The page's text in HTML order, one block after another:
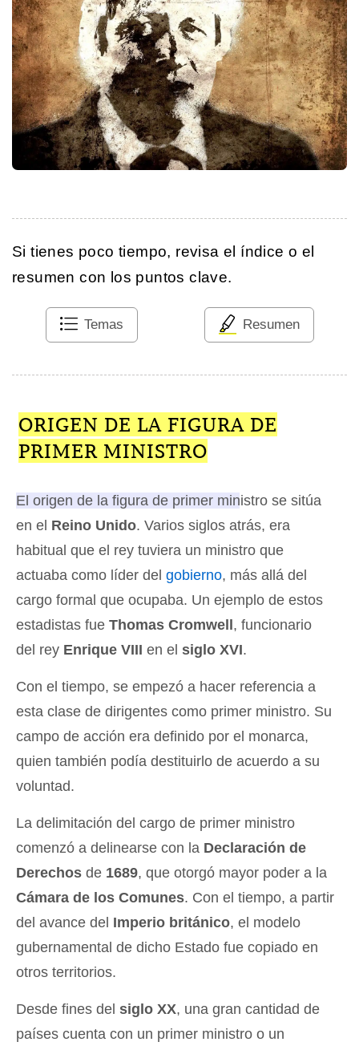
Si tienes poco tiempo, revisa el índice o el
resumen con los puntos clave.
Temas Resumen
ORIGEN DE LA FIGURA DE
PRIMER MINISTRO
El origen de la figura de primer ministro se sitúa
en el Reino Unido. Varios siglos atrás, era
habitual que el rey tuviera un ministro que
actuaba como líder del gobierno, más allá del
cargo formal que ocupaba. Un ejemplo de estos
estadistas fue Thomas Cromwell , funcionario
del rey Enrique VIII en el siglo XVI.
Con el tiempo, se empezó a hacer referencia a
esta clase de dirigentes como primer ministro. Su
campo de acción era definido por el monarca,
quien también podía destituirlo de acuerdo a su
voluntad.
La delimitación del cargo de primer ministro
comenzó a delinearse con la Declaración de
Derechos de 1689, que otorgó mayor poder a la
Cámara de los Comunes. Con el tiempo, a partir
del avance del Imperio británico, el modelo
gubernamental de dicho Estado fue copiado en
otros territorios.
Desde fines del siglo XX, una gran cantidad de
países cuenta con un primer ministro o un